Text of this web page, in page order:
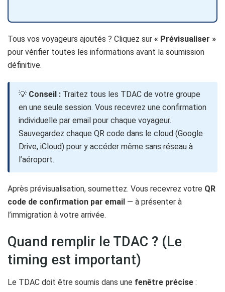
Tous vos voyageurs ajoutés ? Cliquez sur « Prévisualiser »
pour vérifier toutes les informations avant la soumission
définitive.
💡 Conseil : Traitez tous les TDAC de votre groupe
en une seule session. Vous recevrez une confirmation
individuelle par email pour chaque voyageur.
Sauvegardez chaque QR code dans le cloud (Google
Drive, iCloud) pour y accéder même sans réseau à
l’aéroport.
Après prévisualisation, soumettez. Vous recevrez votre QR
code de confirmation par email — à présenter à
l’immigration à votre arrivée.
Quand remplir le TDAC ? (Le
timing est important)
Le TDAC doit être soumis dans une fenêtre précise :